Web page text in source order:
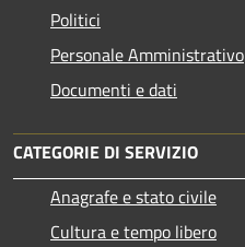
Politici
Personale Amministrativo
Documenti e dati
CATEGORIE DI SERVIZIO
Anagrafe e stato civile
Cultura e tempo libero